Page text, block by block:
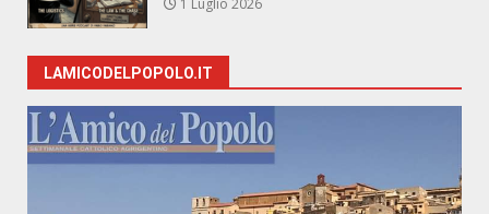
1 Luglio 2026
LAMICODELPOPOLO.IT